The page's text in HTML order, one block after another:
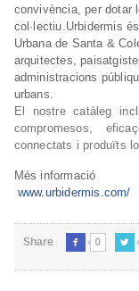
convivència, per dotar
col·lectiu.Urbidermis
Urbana de Santa &
arquitectes,
administracions
urbans.
El nostre catàleg
compromesos,
connectats i produïts
Més informació
www.urbidermis.com/
Share  0 